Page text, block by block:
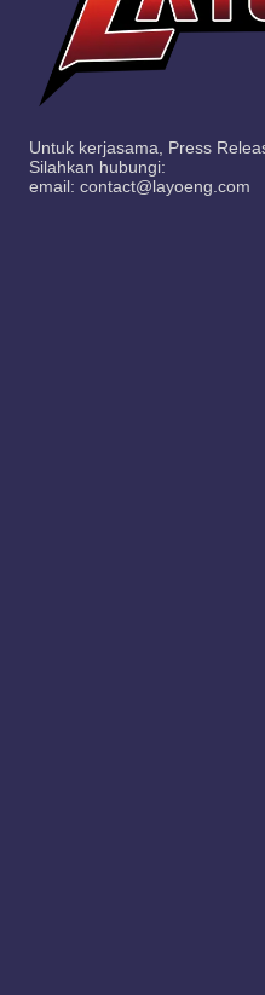
Untuk kerjasama, Press
Silahkan hubungi:
email: contact@layoeng.com